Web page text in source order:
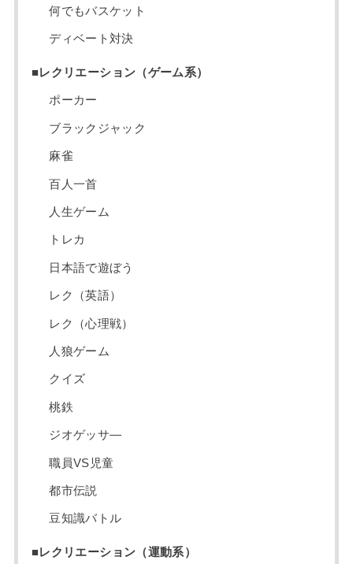
何でもバスケット
ディベート対決
■レクリエーション（ゲーム系）
ポーカー
ブラックジャック
麻雀
百人一首
人生ゲーム
トレカ
日本語で遊ぼう
レク（英語）
レク（心理戦）
人狼ゲーム
クイズ
桃鉄
ジオゲッサ―
職員VS児童
都市伝説
豆知識バトル
■レクリエーション（運動系）